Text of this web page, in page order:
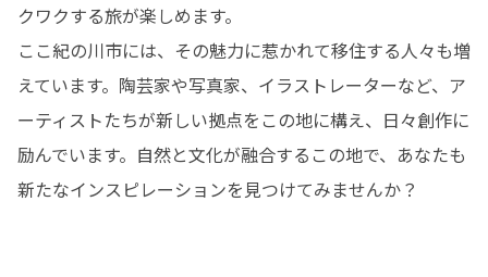
クワクする旅が楽しめます。
ここ紀の川市には、その魅力に惹かれて移住する人々も増
えています。陶芸家や写真家、イラストレーターなど、ア
ーティストたちが新しい拠点をこの地に構え、日々創作に
励んでいます。自然と文化が融合するこの地で、あなたも
新たなインスピレーションを見つけてみませんか？